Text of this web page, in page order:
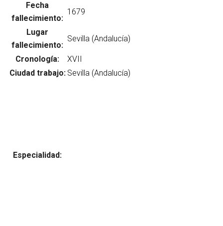
Abrir menú principal
Fecha
fallecimiento:
Lugar
fallecimiento:
Cronología:
Ciudad trabajo:
Especialidad: